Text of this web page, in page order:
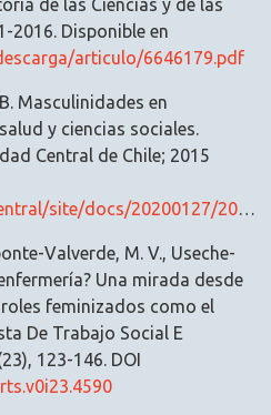
de las Ciencias y de las
2016. Disponible en
articulo/6646179.pdf
Masculinidades en
y ciencias sociales.
Central de Chile; 2015
Valverde, M. V., Useche-
Una mirada desde
feminizados como el
De Trabajo Social E
123-146. DOI